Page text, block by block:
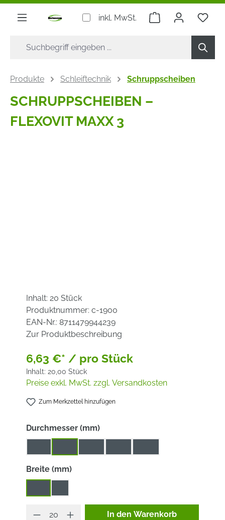
springen
inkl. MwSt. Warenkorb
Produkte Schleiftechnik Schruppscheiben
SCHRUPPSCHEIBEN –
FLEXOVIT MAXX 3
Inhalt: 20 Stück
Produktnummer: c-1900
EAN-Nr.: 8711479944239
Zur Produktbeschreibung
6,63 €* / pro Stück
Inhalt: 20,00 Stück
Preise exkl. MwSt. zzgl. Versandkosten
Zum Merkzettel hinzufügen
Durchmesser (mm)auswählen
Breite (mm)auswählen
Produkt Anzahl: Gib den
In den Warenkorb